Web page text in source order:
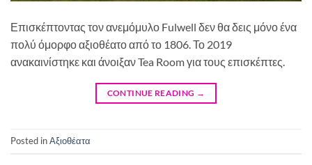
Επισκέπτοντας τον ανεμόμυλο Fulwell δεν θα δεις μόνο ένα
πολύ όμορφο αξιοθέατο από το 1806. Το 2019
ανακαινίστηκε και άνοιξαν Tea Room για τους επισκέπτες.
CONTINUE READING →
Posted inΑξιοθέατα